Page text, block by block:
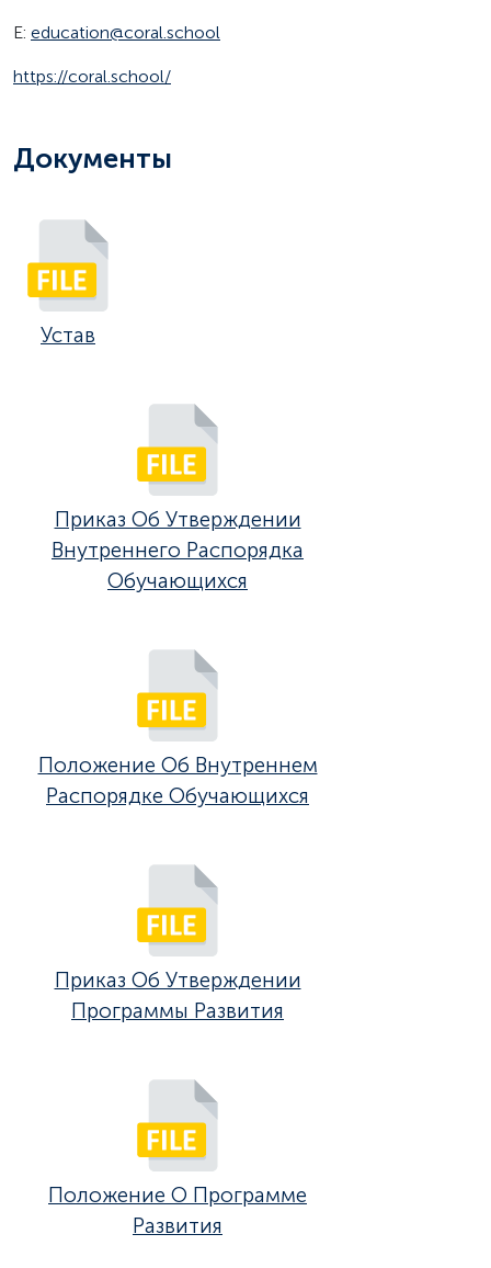
E: education@coral.school
https://coral.school/
Документы
Устав
Приказ Об Утверждении
Внутреннего Распорядка
Обучающихся
Положение Об Внутреннем
Распорядке Обучающихся
Приказ Об Утверждении
Программы Развития
Положение О Программе
Развития